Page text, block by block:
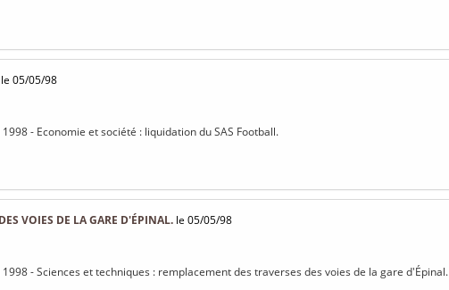
le 05/05/98
- Economie et société : liquidation du SAS Football.
VOIES DE LA GARE D'ÉPINAL. le 05/05/98
- Sciences et techniques : remplacement des traverses des voies de la gare d'Épinal.